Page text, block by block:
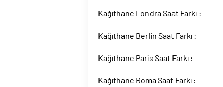
Kağıthane Londra Saat Farkı :
Kağıthane Berlin Saat Farkı :
Kağıthane Paris Saat Farkı :
Kağıthane Roma Saat Farkı :